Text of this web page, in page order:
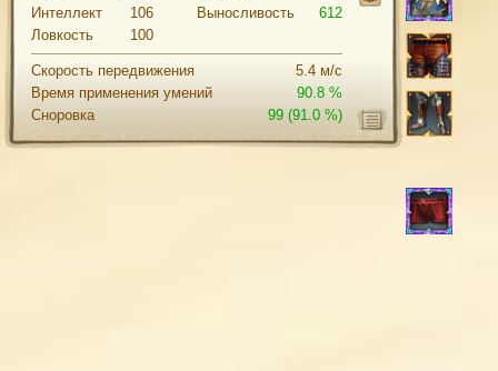
Интеллект
106
Ловкость
100
Выносливость
612
Скорость передвижения
5.4 м/с
Время применения умений
90.8 %
Сноровка
(91.0 %)
99